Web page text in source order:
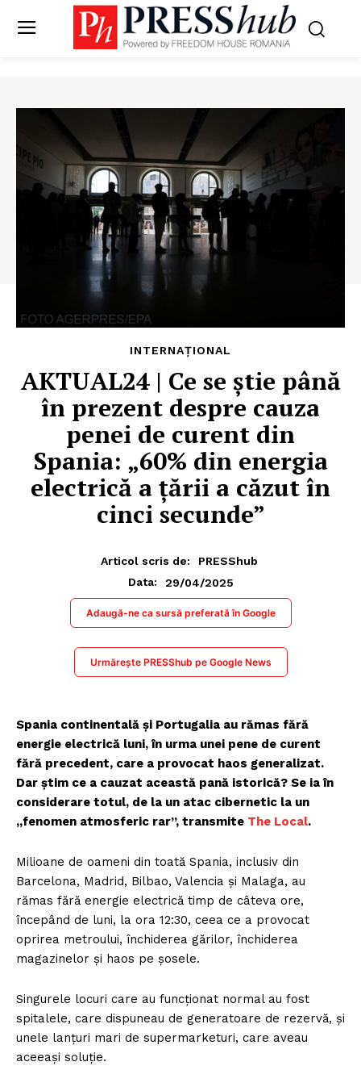
INTERNAȚIONAL
AKTUAL24 | Ce se știe până
în prezent despre cauza
penei de curent din
Spania: „60% din energia
electrică a țării a căzut în
cinci secunde”
Articol scris de:
PRESShub
Data:
29/04/2025
Adaugă-ne ca sursă preferată în Google
Urmărește PRESShub pe Google News
Spania continentală și Portugalia au rămas fără
energie electrică luni, în urma unei pene de curent
fără precedent, care a provocat haos generalizat.
Dar știm ce a cauzat această pană istorică? Se ia în
considerare totul, de la un atac cibernetic la un
„fenomen atmosferic rar”, transmite The Local.
Milioane de oameni din toată Spania, inclusiv din
Barcelona, Madrid, Bilbao, Valencia și Malaga, au
rămas fără energie electrică timp de câteva ore,
începând de luni, la ora 12:30, ceea ce a provocat
oprirea metroului, închiderea gărilor, închiderea
magazinelor și haos pe șosele.
Singurele locuri care au funcționat normal au fost
spitalele, care dispuneau de generatoare de rezervă, și
unele lanțuri mari de supermarketuri, care aveau
aceeași soluție.